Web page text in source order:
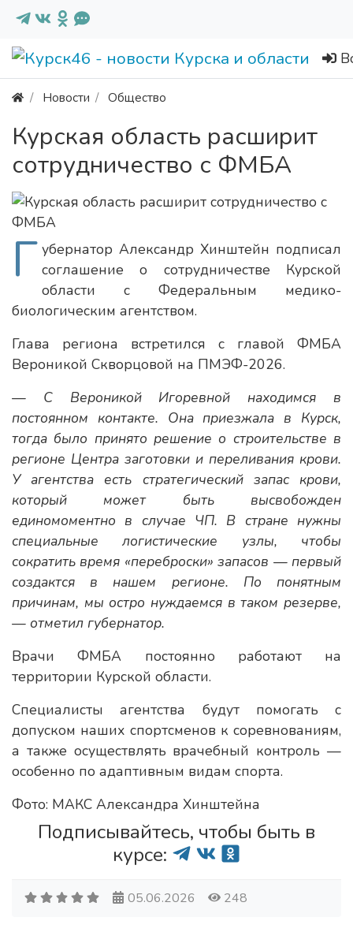
Новости Общество
Курская область расширит
сотрудничество с ФМБА
Г убернатор Александр Хинштейн подписал
соглашение о сотрудничестве Курской
области с Федеральным медико-
биологическим агентством.
Глава региона встретился с главой ФМБА
Вероникой Скворцовой на ПМЭФ-2026.
— С Вероникой Игоревной находимся в
постоянном контакте. Она приезжала в Курск,
тогда было принято решение о строительстве в
регионе Центра заготовки и переливания крови.
У агентства есть стратегический запас крови,
который может быть высвобожден
единомоментно в случае ЧП. В стране нужны
специальные логистические узлы, чтобы
сократить время «переброски» запасов — первый
создактся в нашем регионе. По понятным
причинам, мы остро нуждаемся в таком резерве,
— отметил губернатор.
Врачи ФМБА постоянно работают на
территории Курской области.
Специалисты агентства будут помогать с
допуском наших спортсменов к соревнованиям,
а также осуществлять врачебный контроль —
особенно по адаптивным видам спорта.
Фото: МАКС Александра Хинштейна
Подписывайтесь, чтобы быть в
курсе:
05.06.2026 248